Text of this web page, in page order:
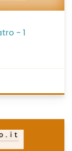
- 1